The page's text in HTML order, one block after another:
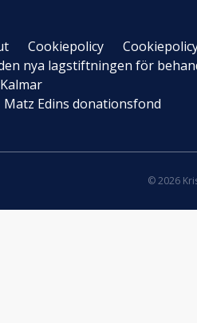
Cookiepolicy
nya lagstiftningen för
Matz Edins donationsfond
© 2026